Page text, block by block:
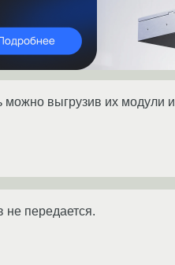
выгрузив их модули
не передается.